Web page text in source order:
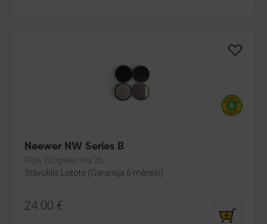
Neewer NW Series B
Rīga, Nīcgales iela 2b
Stāvoklis Lietots (Garantija 6 mēneši)
24.00 €